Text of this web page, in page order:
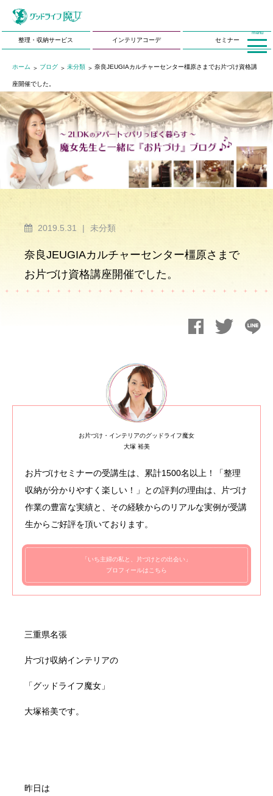
整理・収納サービス インテリアコーデ セミナー
ホーム ブログ 未分類 奈良JEUGIAカルチャーセンター橿原さまでお片づけ資格講
座開催でした。
2019.5.31 | 未分類
奈良JEUGIAカルチャーセンター橿原さまで
お片づけ資格講座開催でした。
お片づけ・インテリアのグッドライフ魔女
大塚 裕美
お片づけセミナーの受講生は、累計1500名以上！「整理
収納が分かりやすく楽しい！」との評判の理由は、片づけ
作業の豊富な実績と、その経験からのリアルな実例が受講
生からご好評を頂いております。
「いち主婦の私と、片づけとの出会い」
プロフィールはこちら
三重県名張
片づけ収納インテリアの
「グッドライフ魔女」
大塚裕美です。
昨日は
menu